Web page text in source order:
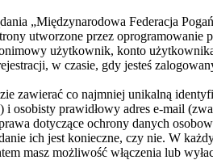
„Międzynarodowa Federacja
utworzone przez oprogramowanie
użytkownik, konto
w czasie, gdy jesteś
zawierać co najmniej unikalną
i osobisty prawidłowy adres e-mail
dotyczące ochrony danych
ich jest konieczne, czy nie. W
masz możliwość włączenia lub